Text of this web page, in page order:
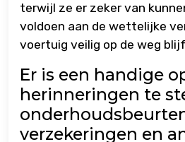
terwijl ze er zeker van
voldoen aan de wettelijke
voertuig veilig op de weg
Er is een handige
herinneringen te
verzekeringen en